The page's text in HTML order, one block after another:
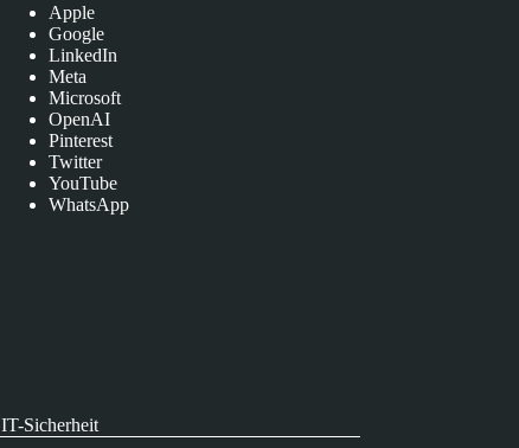
Apple
Google
LinkedIn
Meta
Microsoft
OpenAI
Pinterest
Twitter
YouTube
WhatsApp
IT-Sicherheit